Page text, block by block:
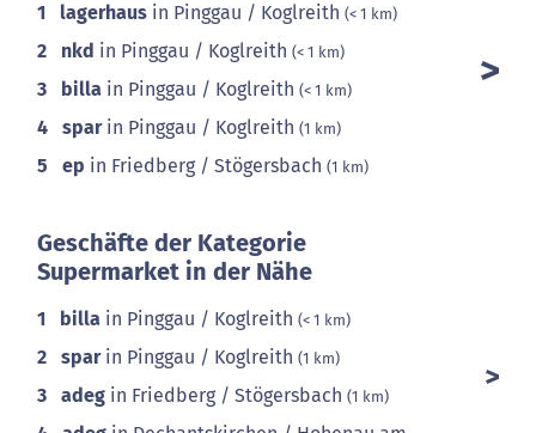
1 lagerhaus in Pinggau / Koglreith (< 1 km)
2 nkd in Pinggau / Koglreith (< 1 km)
3 billa in Pinggau / Koglreith (< 1 km)
4 sparin Pinggau / Koglreith (1 km)
5 ep in Friedberg / Stögersbach (1 km)
Geschäfte der Kategorie
Supermarket in der Nähe
1 billa in Pinggau / Koglreith (< 1 km)
2 sparin Pinggau / Koglreith (1 km)
3 adeg in Friedberg / Stögersbach (1 km)